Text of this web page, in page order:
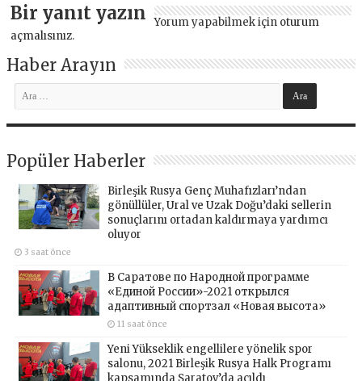
Bir yanıt yazın Yorum yapabilmek için oturum
açmalısınız.
Haber Arayın
Popüler Haberler
Birleşik Rusya Genç Muhafızları’ndan
gönüllüler, Ural ve Uzak Doğu’daki sellerin
sonuçlarını ortadan kaldırmaya yardımcı
oluyor
3 saat önce
В Саратове по Народной программе
«Единой России»-2021 открылся
адаптивный спортзал «Новая высота»
11 saat önce
Yeni Yükseklik engellilere yönelik spor
salonu, 2021 Birleşik Rusya Halk Programı
kapsamında Saratov’da açıldı